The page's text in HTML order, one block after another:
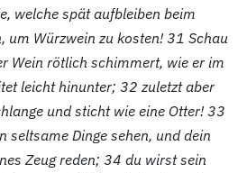
welche spät aufbleiben beim
um Würzwein zu kosten! 31 Schau
Wein rötlich schimmert, wie er im
leicht hinunter; 32 zuletzt aber
und sticht wie eine Otter! 33
seltsame Dinge sehen, und dein
Zeug reden; 34 du wirst sein